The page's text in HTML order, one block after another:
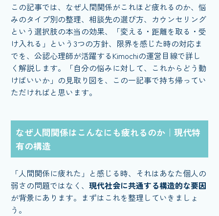
この記事では、なぜ人間関係がこれほど疲れるのか、悩
みのタイプ別の整理、相談先の選び方、カウンセリング
という選択肢の本当の効果、「変える・距離を取る・受
け入れる」という3つの方針、限界を感じた時の対応ま
でを、公認心理師が活躍するKimochiの運営目線で詳し
く解説します。「自分の悩みに対して、これからどう動
けばいいか」の見取り図を、この一記事で持ち帰ってい
ただければと思います。
なぜ人間関係はこんなにも疲れるのか｜現代特
有の構造
「人間関係に疲れた」と感じる時、それはあなた個人の
弱さの問題ではなく、現代社会に共通する構造的な要因
が背景にあります。まずはこれを整理していきましょ
う。